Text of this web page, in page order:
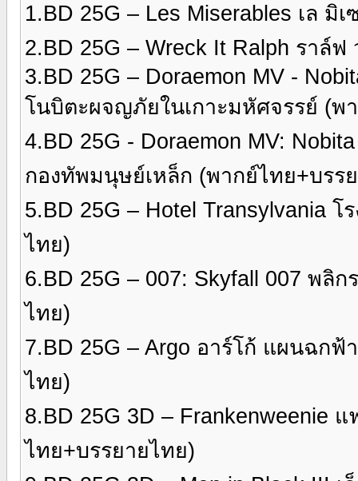
1.BD 25G – Les Miserables เล มิ
2.BD 25G – Wreck It Ralph ราล์
3.BD 25G – Doraemon MV -
โนบิตะผจญภัยในเกาะมหัศจรรย์ (พ
4.BD 25G - Doraemon MV:
กองทัพมนุษย์เหล็ก (พากย์ไทย+บรร
5.BD 25G – Hotel Transylvania
ไทย)
6.BD 25G – 007: Skyfall 007 พลิ
ไทย)
7.BD 25G – Argo อาร์โก้ แผนฉก
ไทย)
8.BD 25G 3D – Frankenweenie
ไทย+บรรยายไทย)